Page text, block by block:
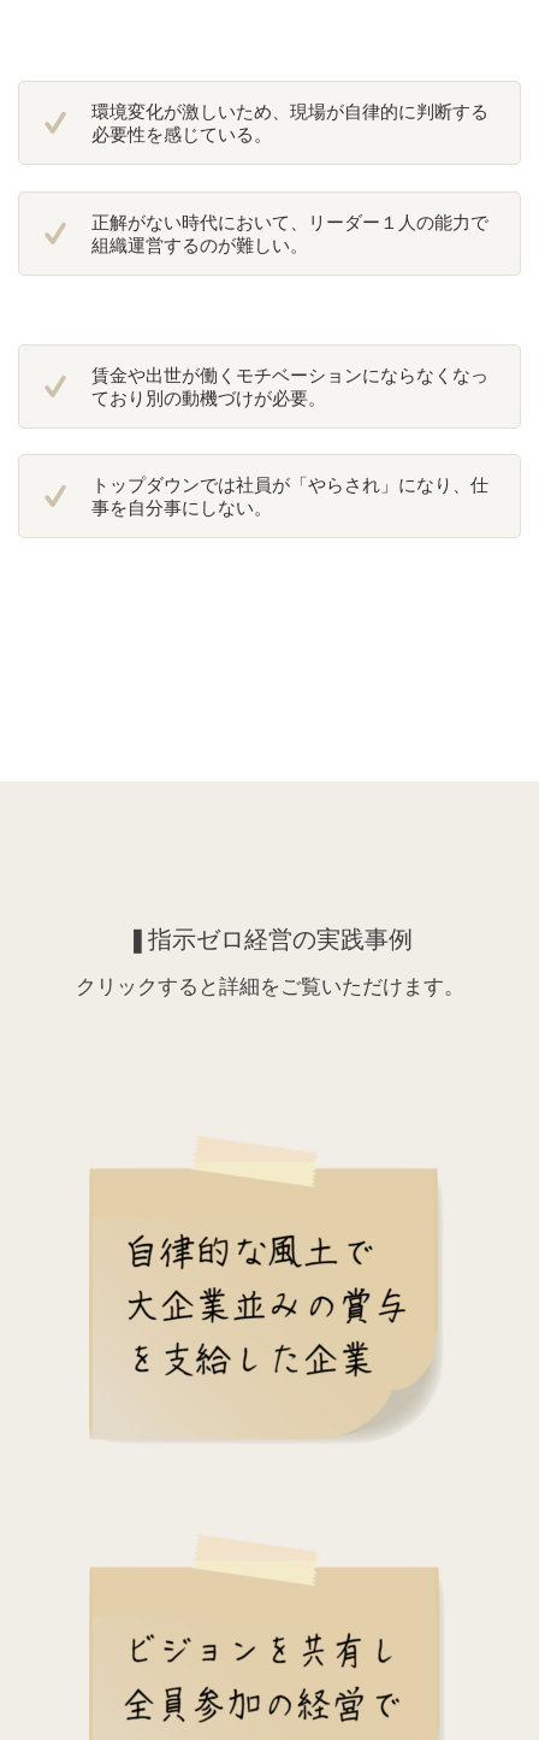
環境変化が激しいため、現場が自律的に判断する
必要性を感じている。
正解がない時代において、リーダー１人の能力で
組織運営するのが難しい。
賃金や出世が働くモチベーションにならなくなっ
ており別の動機づけが必要。
トップダウンでは社員が「やらされ」になり、仕
事を自分事にしない。
❚指示ゼロ経営の実践事例
クリックすると詳細をご覧いただけます。